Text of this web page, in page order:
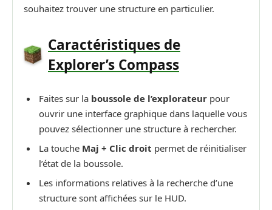
souhaitez trouver une structure en particulier.
Caractéristiques de
Explorer’s Compass
Faites sur la boussole de l’explorateur pour
ouvrir une interface graphique dans laquelle vous
pouvez sélectionner une structure à rechercher.
La touche Maj + Clic droit permet de réinitialiser
l’état de la boussole.
Les informations relatives à la recherche d’une
structure sont affichées sur le HUD.